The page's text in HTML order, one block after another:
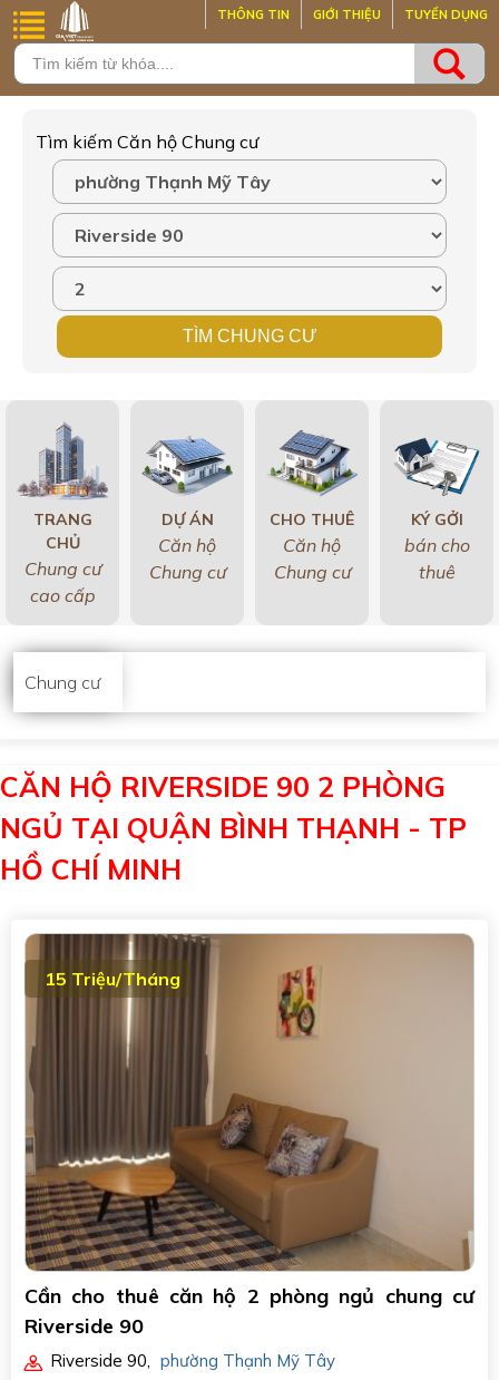
THÔNG TIN GIỚI THIỆU TUYỂN DỤNG
Tìm kiếm Căn hộ Chung cư
TRANG
CHỦ
Chung cư
cao cấp
DỰ ÁN
Căn hộ
Chung cư
CHO THUÊ
Căn hộ
Chung cư
KÝ GỞI
bán cho
thuê
Chung cư
CĂN HỘ RIVERSIDE 90 2 PHÒNG
NGỦ TẠI QUẬN BÌNH THẠNH - TP
HỒ CHÍ MINH
15 Triệu/Tháng
Cần cho thuê căn hộ 2 phòng ngủ chung cư
Riverside 90
Riverside 90
phường Thạnh Mỹ Tây